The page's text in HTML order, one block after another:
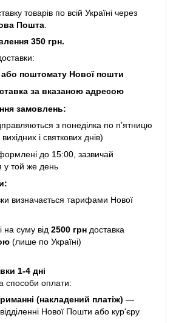
товарів по всій Україні через
Пошта
350 грн.
або поштомату Нової пошти
за вказаною адресою
замовлень:
з понеділка по п’ятницю
і святкових днів)
до 15:00, зазвичай
у той же день
визначається тарифами Нової
на суму від 2500 грн доставка
(лише по Україні)
1-4 дні
способи оплати:
(накладений платіж) —
Нової Пошти або кур'єру